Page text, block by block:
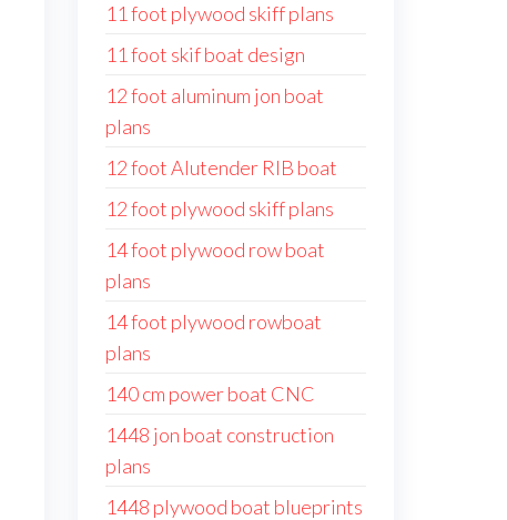
11 foot plywood skiff plans
11 foot skif boat design
12 foot aluminum jon boat
plans
12 foot Alutender RIB boat
12 foot plywood skiff plans
14 foot plywood row boat
plans
14 foot plywood rowboat
plans
140 cm power boat CNC
1448 jon boat construction
plans
1448 plywood boat blueprints